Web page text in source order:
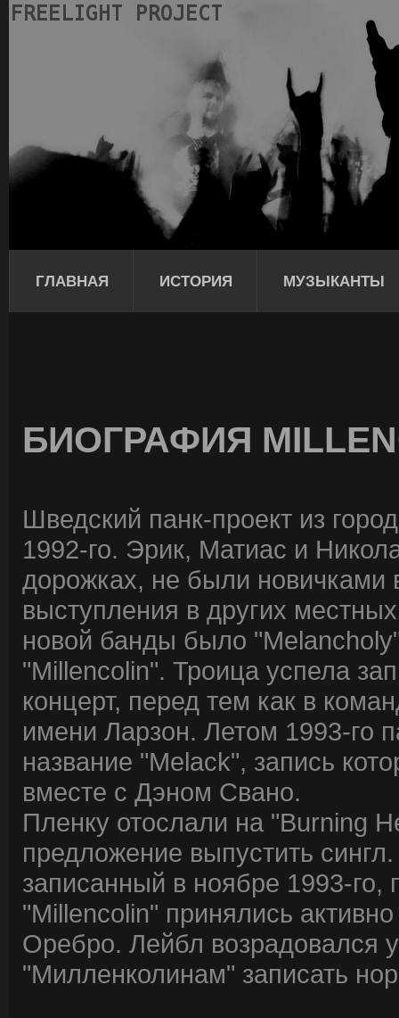
ГЛАВНАЯ ИСТОРИЯ МУЗЫКАНТЫ
БИОГРАФИЯ
Шведский панк-проект из
1992-го. Эрик, Матиас и
дорожках, не были
выступления в других
новой банды было
"Millencolin". Троица успела
концерт, перед тем как в
имени Ларзон. Летом 1993-го
название "Melack", запись
вместе с Дэном Свано.
Пленку отослали на "Burning
предложение выпустить
записанный в ноябре 1993-го,
"Millencolin" принялись
Оребро. Лейбл возрадовался
"Милленколинам" записать